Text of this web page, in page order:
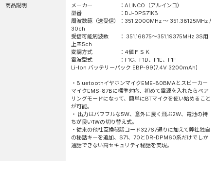
商品説明
メーカー ：ALINCO（アルインコ）
型番 ：DJ-DPS71KB
周波数範（送受信）：351.2000MHz ～ 351.38125MHz /
30ch
受信可能周波数 ： 351.16875～351.19375MHz 3S用
上空5ch
変調方式 ：4値ＦＳＫ
電波型式 ：F1C、F1D、F1E、F1F
Li-Ion バッテリーパック EBP-99(7.4V 3200mAh)
・BluetoothイヤホンマイクEME-80BMAとスピーカー
マイクEMS-87Bに標準対応、初めて電源を入れたらペア
リングモードになって、簡単にBTマイクを使い始めること
が可能。
・ 出力はパワフルな5W、意外に良く飛ぶ2W、電池の持
ちが良い1Wの切り替え式。
・従来の他社互換秘話コード32767通りに加えて弊社独自
の秘話キーを追加、S71、70とDR-DPM60系だけでしか
通話できない高セキュリティ秘話を実現。